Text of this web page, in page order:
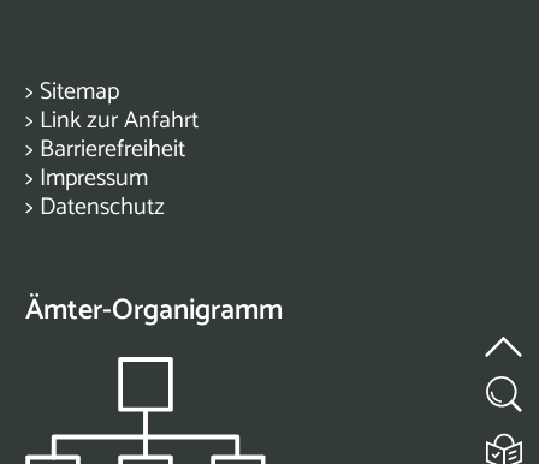
> Sitemap
> Link zur Anfahrt
> Barrierefreiheit
> Impressum
> Datenschutz
Ämter-Organigramm